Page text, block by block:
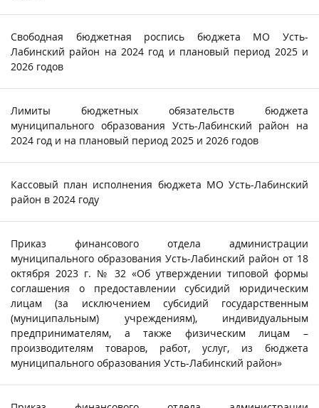
Свободная бюджетная роспись бюджета МО Усть-
Лабинский район на 2024 год и плановый период 2025 и
2026 годов
Лимиты бюджетных обязательств бюджета
муниципального образования Усть-Лабинский район на
2024 год и на плановый период 2025 и 2026 годов
Кассовый план исполнения бюджета МО Усть-Лабинский
район в 2024 году
Приказ финансового отдела администрации
муниципального образования Усть-Лабинский район от 18
октября 2023 г. № 32 «Об утверждении типовой формы
соглашения о предоставлении субсидий юридическим
лицам (за исключением субсидий государственным
(муниципальным) учреждениям), индивидуальным
предпринимателям, а также физическим лицам –
производителям товаров, работ, услуг, из бюджета
муниципального образования Усть-Лабинский район»